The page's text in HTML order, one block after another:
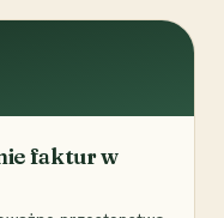
faktur w